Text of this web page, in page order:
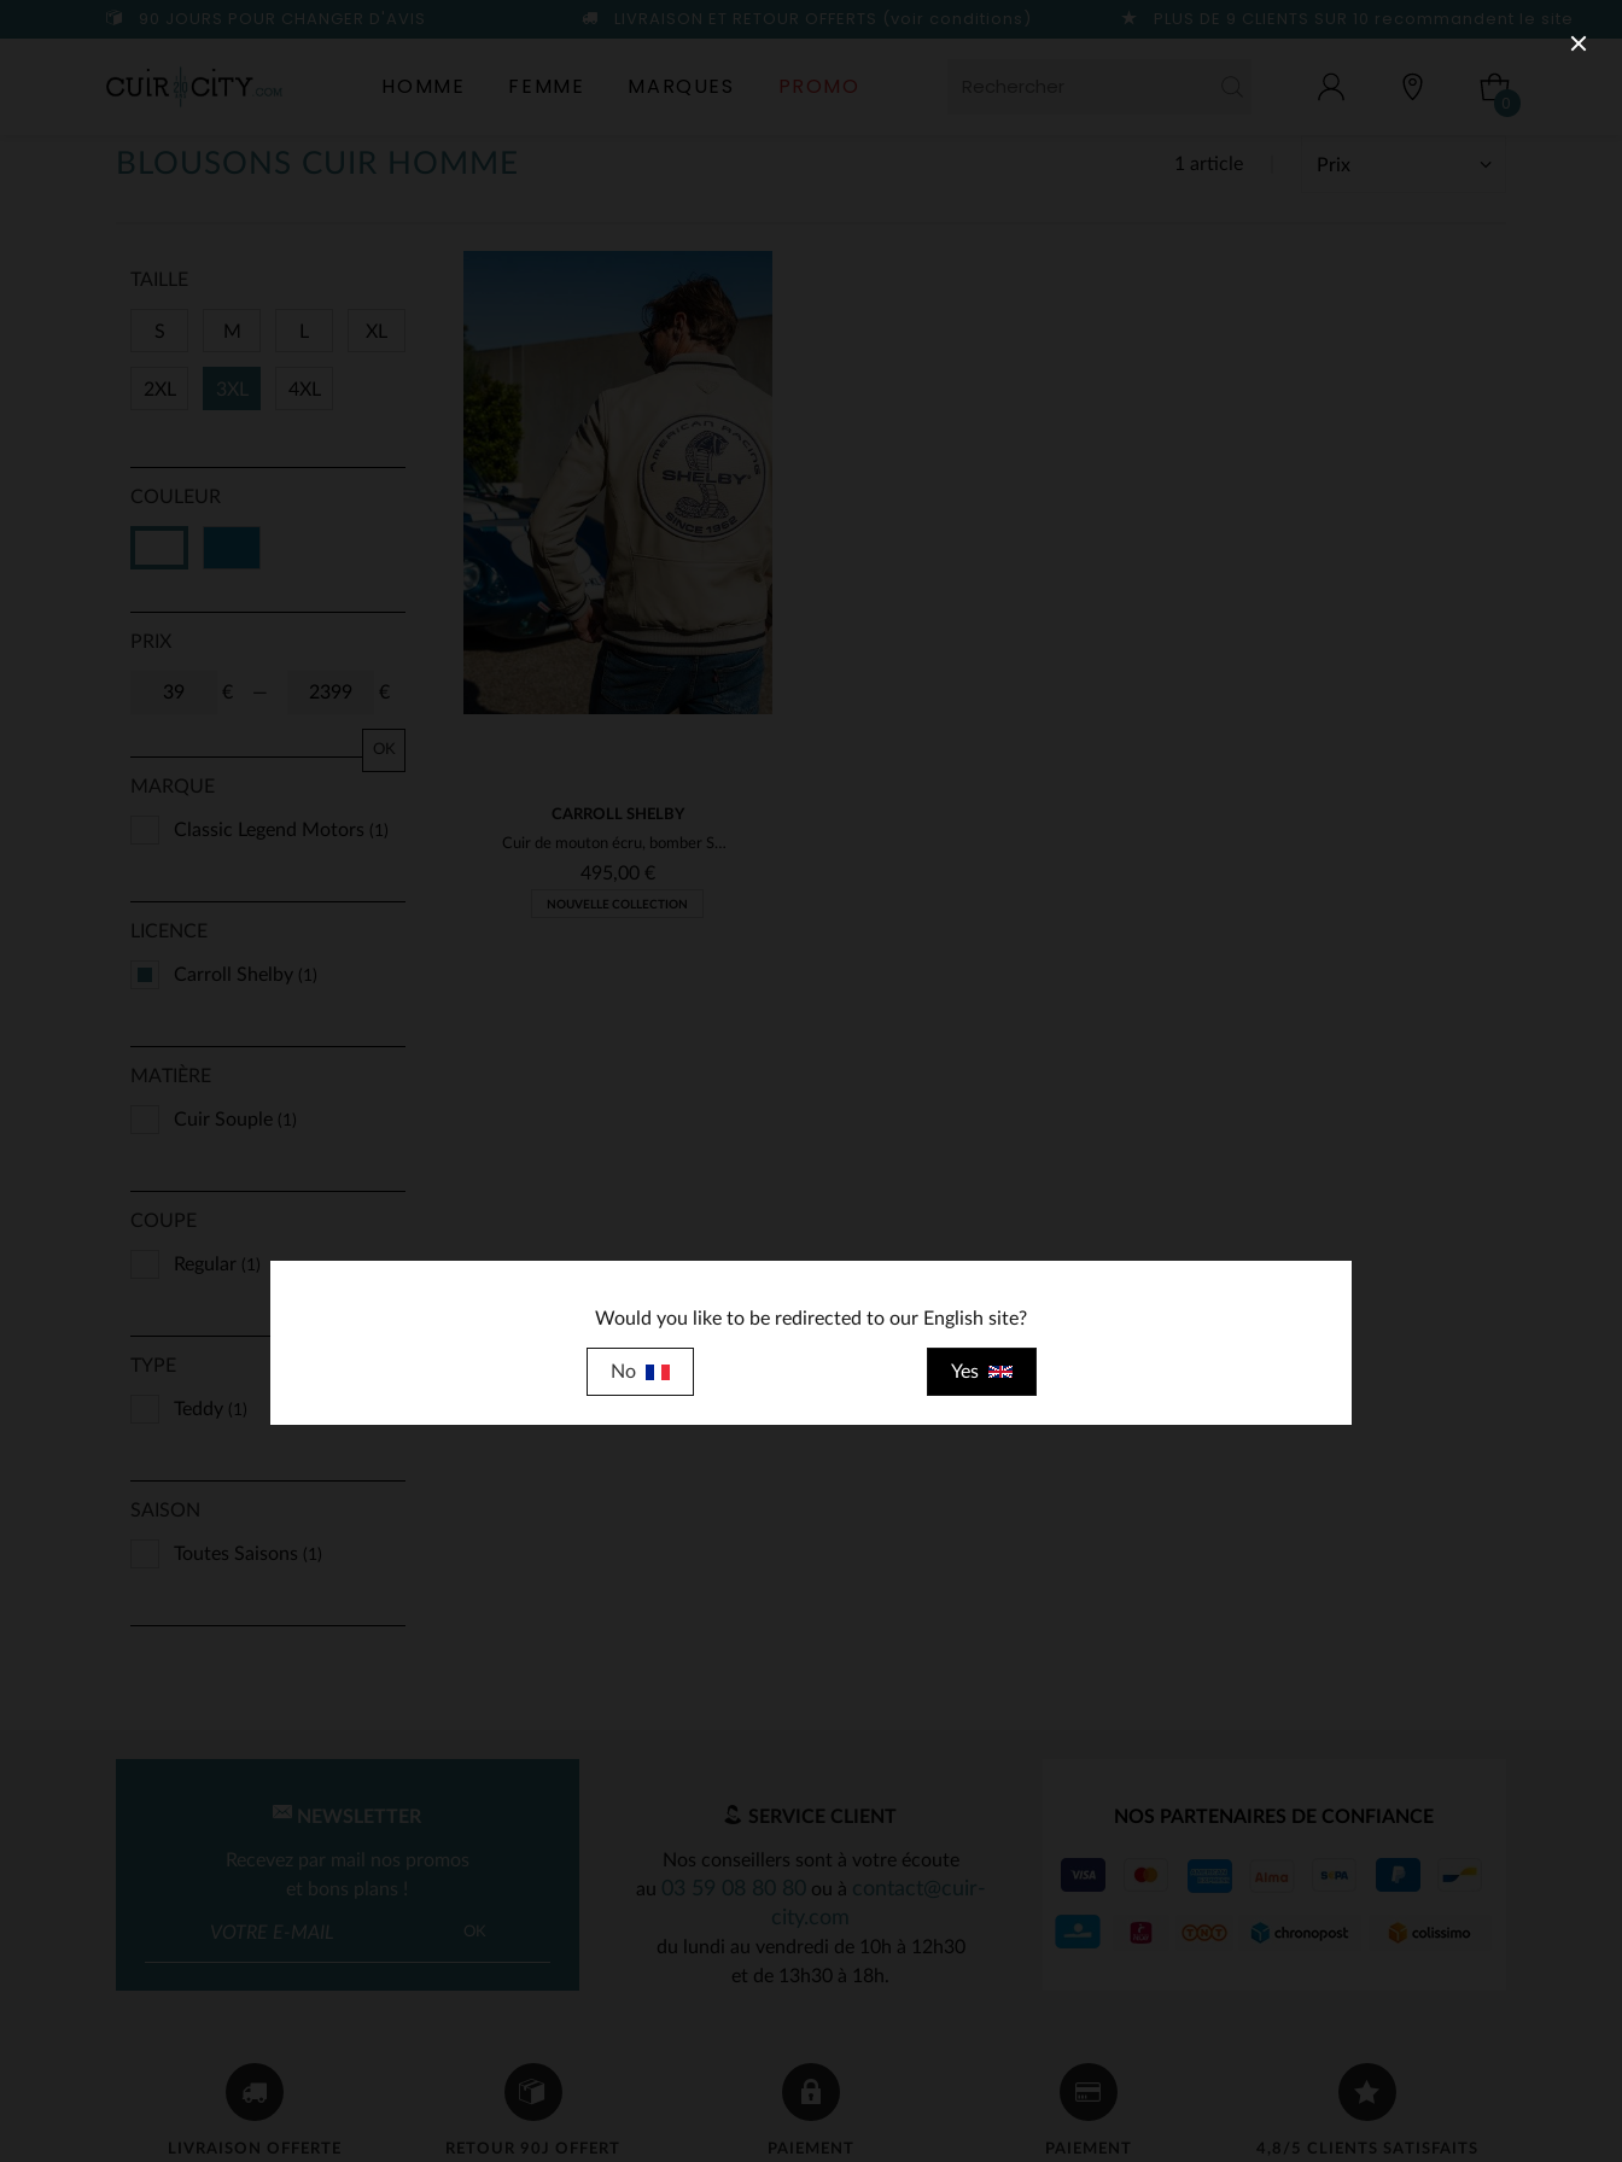
90 JOURS POUR CHANGER D'AVIS LIVRAISON ET RETOUR OFFERTS (voir conditions) PLUS DE 9 CLIENTS SUR 10 recommandent le site
HOMME FEMME MARQUES PROMO
0
1 article
BLOUSONS CUIR HOMME
TAILLE
S M XL
2XL 3XL 4XL
COULEUR
PRIX
€ — €
OK
MARQUE
Classic Legend Motors (1)
LICENCE
Carroll Shelby (1)
MATIÈRE
Cuir Souple (1)
COUPE
Regular (1)
TYPE
Teddy (1)
SAISON
Toutes Saisons (1)
4XL
CARROLL SHELBY
Cuir de mouton écru, bomber Shelby.Souple, élégant, toutes saisons.
495,00 €
NOUVELLE COLLECTION
LIVRAISON OFFERTE RETOUR 90J OFFERT PAIEMENT PAIEMENT 4,8/5 CLIENTS SATISFAITS
NEWSLETTER
Recevez par mail nos promos
et bons plans !
OK
SERVICE CLIENT
Nos conseillers sont à votre écoute
au
03 59 08 80 80 ou à contact@cuir-
city.com
du lundi au vendredi de 10h à 12h30
et de 13h30 à 18h.
NOS PARTENAIRES DE CONFIANCE
Would you like to be redirected to our English site?
No Yes